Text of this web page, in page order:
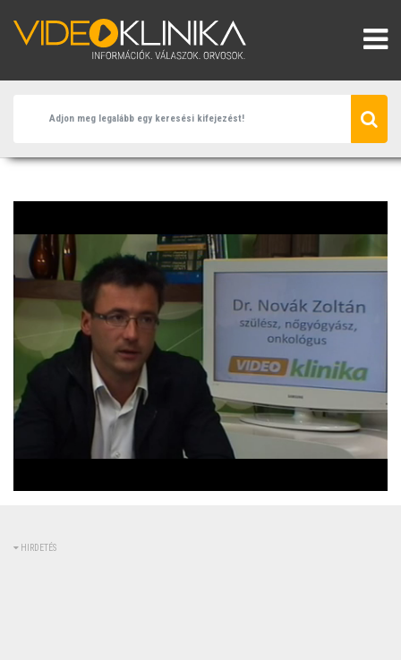
kikapcsolva
0%
0%
HIRDETÉS